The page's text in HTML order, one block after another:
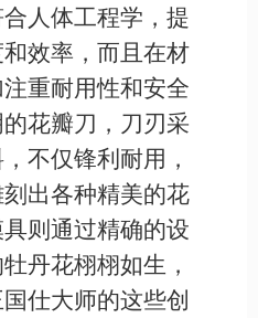
人体工程学，提
效率，而且在材
重耐用性和安全
花瓣刀，刀刃采
不仅锋利耐用，
出各种精美的花
则通过精确的设
丹花栩栩如生，
仕大师的这些创